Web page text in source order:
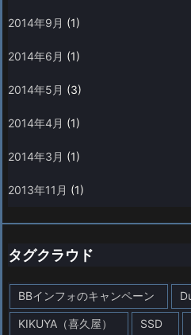
2014年9月 (1)
2014年6月 (1)
2014年5月 (3)
2014年4月 (1)
2014年3月 (1)
2013年11月 (1)
タグクラウド
BBインフォのキャンペーン
KIKUYA（喜久屋） SSD